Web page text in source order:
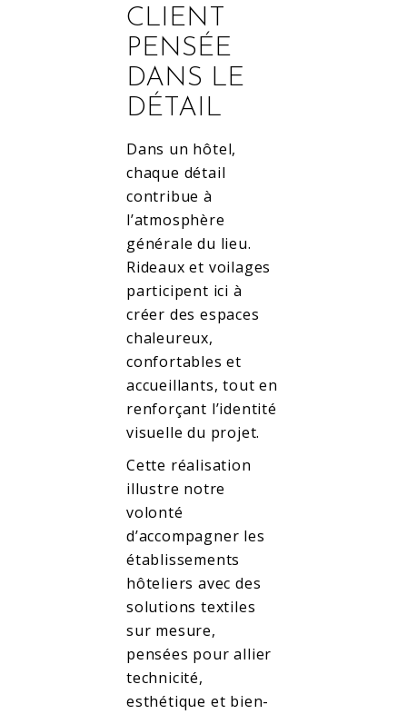
CLIENT
PENSÉE
DANS LE
DÉTAIL
Dans un hôtel,
chaque détail
contribue à
l’atmosphère
générale du lieu.
Rideaux et voilages
participent ici à
créer des espaces
chaleureux,
confortables et
accueillants, tout en
renforçant l’identité
visuelle du projet.
Cette réalisation
illustre notre
volonté
d’accompagner les
établissements
hôteliers avec des
solutions textiles
sur mesure,
pensées pour allier
technicité,
esthétique et bien-